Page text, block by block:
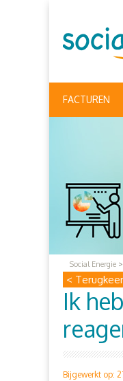
FACTUREN
Social Energie >
< Terugkeer
Ik
Bijgewerkt op: